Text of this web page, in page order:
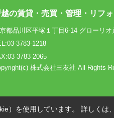
越の賃貸・売買・管理・リフ
都品川区平塚１丁目6-14 グローリオ
3783-1218
3783-2065
株式会社三友社 All Rights
）を使用しています。 詳しくは